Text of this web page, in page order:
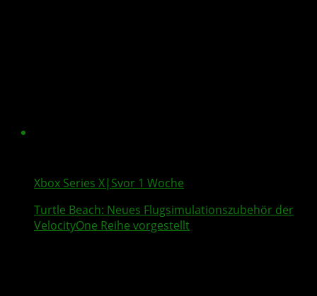
Xbox Series X|Svor 1 Woche
Turtle Beach: Neues Flugsimulationszubehör der
VelocityOne Reihe vorgestellt